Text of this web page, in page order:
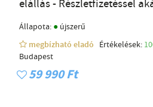
elállás - Részletfizetéssel
Állapota: ● újszerű
megbízható eladó
Értékelések:
Budapest
59 990 Ft